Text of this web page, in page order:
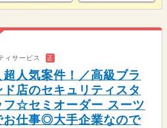
ィサービス 正
超人気案件！／高級ブラ
ド店のセキュリティスタ
フ☆セミオーダー スーツ
お仕事◎大手企業なので